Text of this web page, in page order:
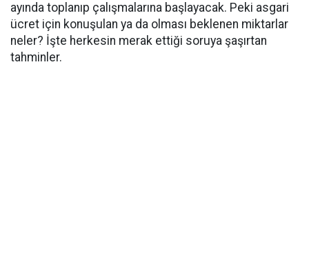
ayında toplanıp çalışmalarına başlayacak. Peki asgari
ücret için konuşulan ya da olması beklenen miktarlar
neler? İşte herkesin merak ettiği soruya şaşırtan
tahminler.